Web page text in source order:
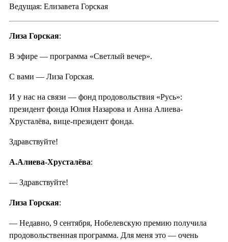
Ведущая: Елизавета Горская
Лиза Горская:
В эфире — программа «Светлый вечер».
С вами — Лиза Горская.
И у нас на связи — фонд продовольствия «Русь»:
президент фонда Юлия Назарова и Анна Алиева-
Хрусталёва, вице-президент фонда.
Здравствуйте!
А.Алиева-Хрусталёва:
— Здравствуйте!
Лиза Горская:
— Недавно, 9 сентября, Нобелевскую премию получила
продовольственная программа. Для меня это — очень